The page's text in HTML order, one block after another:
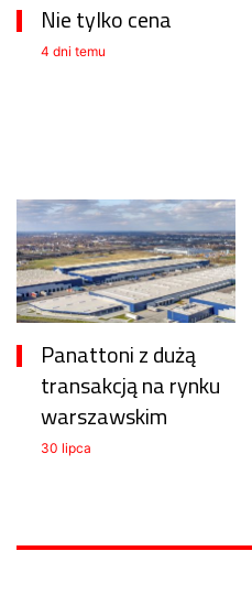
Nie tylko cena
4 dni temu
Panattoni z dużą
transakcją na rynku
warszawskim
30 lipca